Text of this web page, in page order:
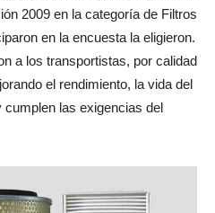
2009 en la categoría de Filtros
en la encuesta la eligieron.
a los transportistas, por calidad
el rendimiento, la vida del
cumplen las exigencias del